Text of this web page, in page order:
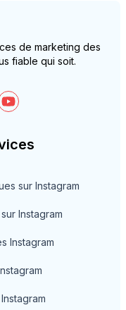
de marketing des
fiable qui soit.
on Facebook
on Instagram
World on
SMM-World on
sur Instagram
Instagram
Instagram